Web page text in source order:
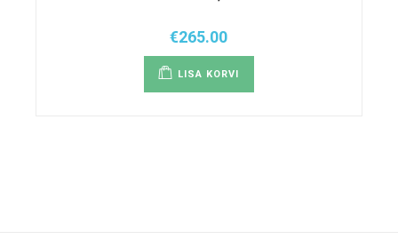
€265.00
LISA KORVI